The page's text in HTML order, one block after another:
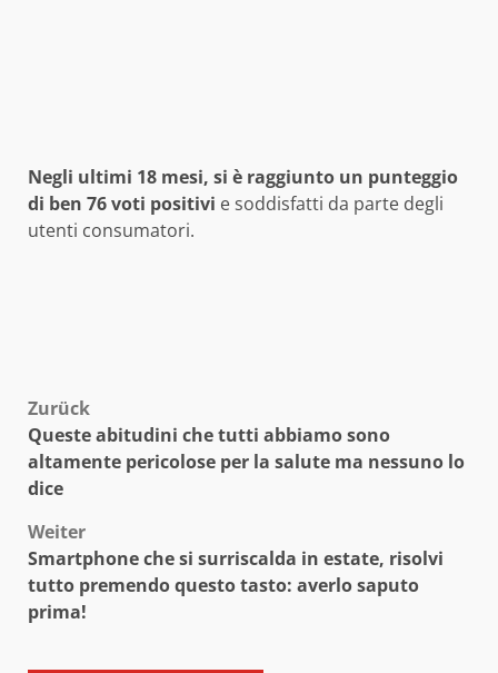
Negli ultimi 18 mesi, si è raggiunto un punteggio
di ben 76 voti positivi e soddisfatti da parte degli
utenti consumatori.
Beitragsnavigation
Zurück
Queste abitudini che tutti abbiamo sono
altamente pericolose per la salute ma nessuno lo
dice
Weiter
Smartphone che si surriscalda in estate, risolvi
tutto premendo questo tasto: averlo saputo
prima!